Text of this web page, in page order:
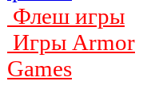
Флеш игры
Игры Armor
Games